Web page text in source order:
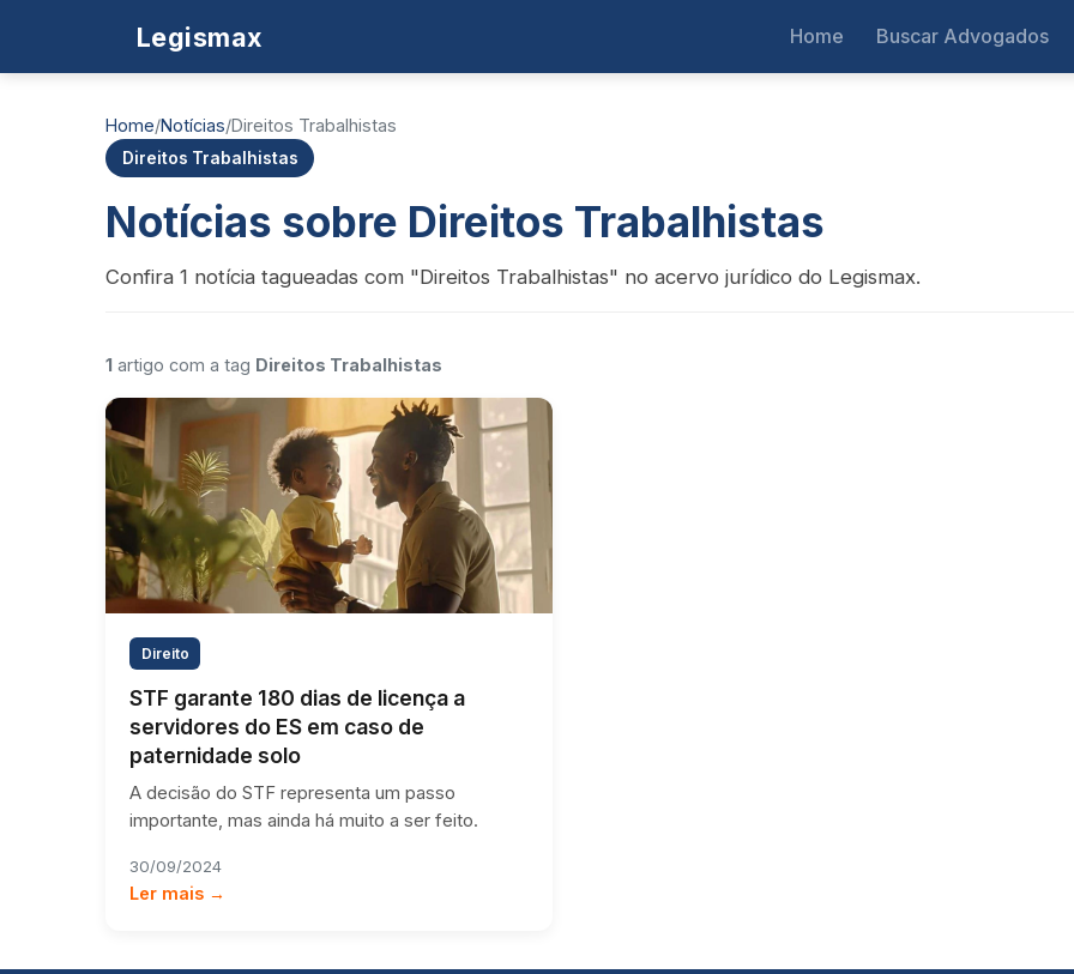
Legismax Home Buscar Advogados
Home/Notícias/Direitos Trabalhistas
Direitos Trabalhistas
Notícias sobre Direitos Trabalhistas
Confira 1 notícia tagueadas com "Direitos Trabalhistas" no acervo jurídico do Legismax.
1 artigo com a tag Direitos Trabalhistas
Direito
STF garante 180 dias de licença a
servidores do ES em caso de
paternidade solo
A decisão do STF representa um passo
importante, mas ainda há muito a ser feito.
30/09/2024
Ler mais →